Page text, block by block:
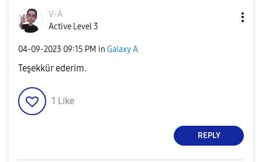
V-A
Active Level 3
‎04-09-2023 09:15 PM in Galaxy A
Teşekkür ederim.
1 Like
REPLY